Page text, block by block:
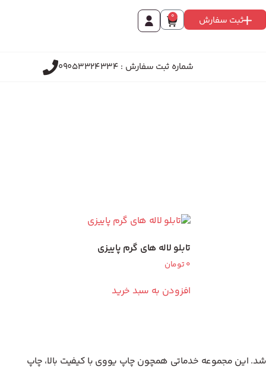
ثبت سفارش 0
شماره ثبت سفارش : 09053324334
تابلو لاله های گرم پاییزی
0تومان
افزودن به سبد خرید
این مجموعه خدماتی همچون چاپ یووی با کیفیت بالا، چاپ